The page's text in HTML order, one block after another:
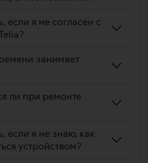
если я не согласен с
занимает
ли при ремонте
если я не знаю, как
устройством?